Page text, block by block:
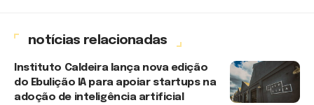
notícias relacionadas
Instituto Caldeira lança nova edição
do Ebulição IA para apoiar startups na
adoção de inteligência artificial